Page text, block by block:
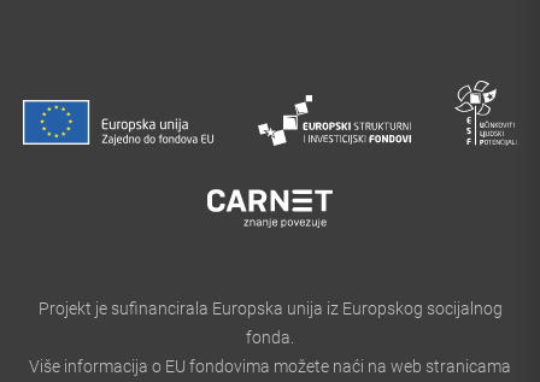
Projekt je sufinancirala Europska unija iz Europskog socijalnog
fonda.
Više informacija o EU fondovima možete naći na web stranicama